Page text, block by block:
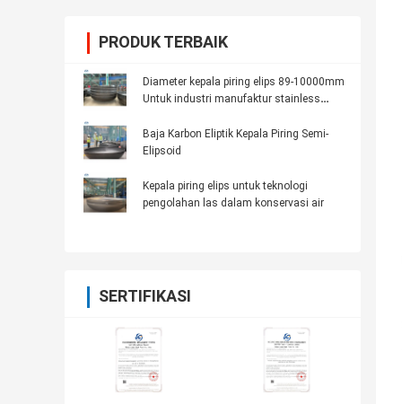
PRODUK TERBAIK
Diameter kepala piring elips 89-10000mm
Untuk industri manufaktur stainless
Baja Karbon Eliptik Kepala Piring Semi-
Elipsoid
Kepala piring elips untuk teknologi
pengolahan las dalam konservasi air
SERTIFIKASI